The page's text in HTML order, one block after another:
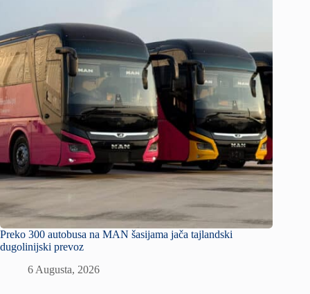
Preko 300 autobusa na MAN šasijama jača tajlandski
dugolinijski prevoz
6 Augusta, 2026